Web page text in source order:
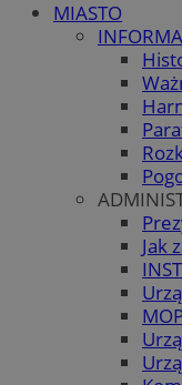
MIASTO
Jak